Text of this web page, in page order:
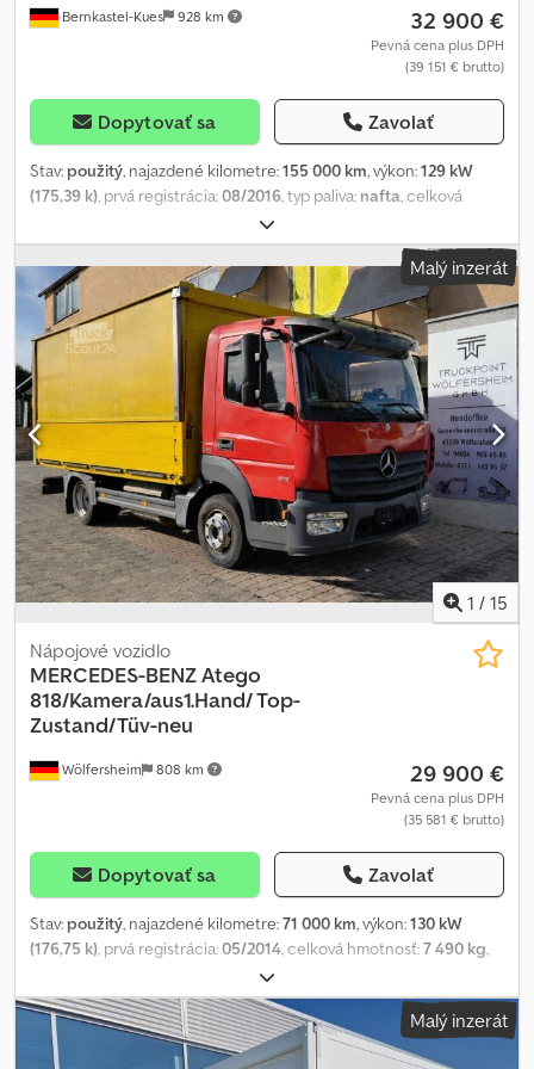
Bernkastel-Kues 928 km 32 900 €
Pevná cena plus DPH
(39 151 € brutto)
Dopytovať sa Zavolať
Stav: použitý, najazdené kilometre:155 000 km, výkon:129 kW
(175,39 k), prvá registrácia:08/2016, typ paliva: nafta, celková
, konfigurácia náprav:
typ prevodu:automatický, emisná trieda:Euro 6, celková dĺžka:
6 155 mm, celková šírka:2 550 mm, celková výška:3 100 mm,
objem nakladacieho priestoru:22 m³, dĺžka ložného priestoru:
4 250 mm, šírka ložného priestoru:2 480 mm, výška ložného
priestoru:2 130 mm , Rok výroby: 2016, Výbava:ABS, elektronický
stabilizačný program (ESP), klimatizácia, sadzový filter,
zdvíhacie čelo
, * Nadstavba Orten CityLifter, celá z hliníka *
Certifikované podľa VDI 2700 a nasledujúcich noriem a DIN EN
12642, kód XL Dedpfxezp Swwo Acmsck * Vodičský preukaz triedy
3: 7 490 kg celková hmotnosť, 3 340 kg užitočné zaťaženie *
Možnosť zvýšenia celkovej hmotnosti na 8 550 kg, vtedy 4 400 kg
užitočné zaťaženie * Upevnenie nákladu = dvojradové * Guľové
ťažné zariadenie + ťažné zariadenie s okom * Nakladacia plošina
Bär s nosnosťou 1 000 kg * Automatická prevodovka * Krátka
kabína * 3 sedadlá * Spojler * Klimatizácia * Asistent na
udržiavanie v jazdnom pruhu * Listové pružiny * ABS * Euro 6
Malý inzerát
1 / 15
Wölfersheim 808 km
Nápojové vozidlo
MERCEDES-BENZAtego
818/Kamera/aus1.Hand/ Top-
Zustand/Tüv-neu
29 900 €
Pevná cena plus DPH
(35 581 € brutto)
Dopytovať sa Zavolať
Stav: použitý, najazdené kilometre:71 000 km, výkon:130 kW
(176,75 k), prvá registrácia:05/2014, celková hmotnosť:7 490 kg,
mechanický
dĺžka ložného priestoru:6 350 mm, šírka ložného priestoru:2 490
mm, výška ložného priestoru:1 870 mm, Rok výroby: 2014, Výbava:
ABS, elektronický stabilizačný program (ESP), sadzový filter
Malý inzerát